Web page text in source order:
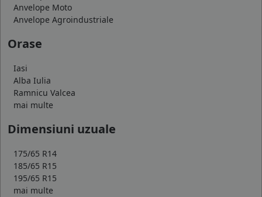
Anvelope Moto
Anvelope Agroindustriale
Orase
Iasi
Alba Iulia
Ramnicu Valcea
mai multe
Dimensiuni uzuale
175/65 R14
185/65 R15
195/65 R15
mai multe